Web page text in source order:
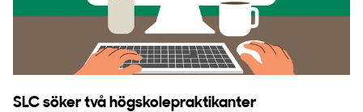
SLC söker två högskolepraktikanter